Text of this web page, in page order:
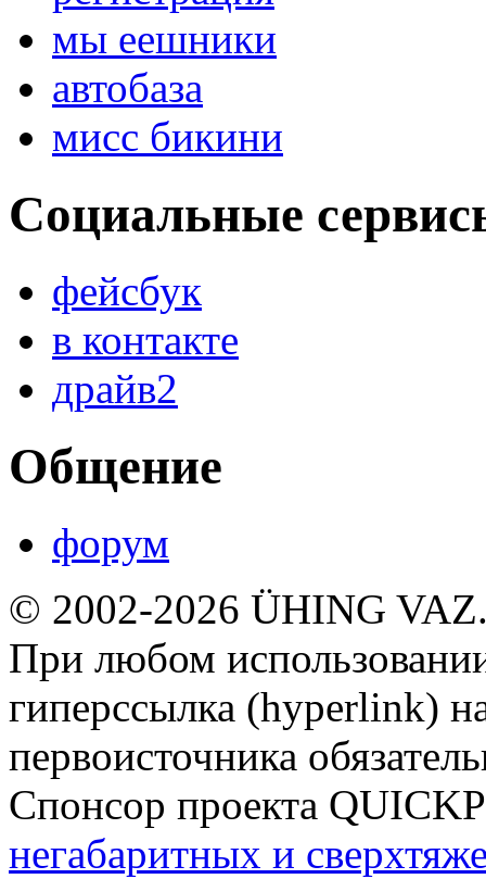
мы еешники
автобаза
мисс бикини
Социальные
фейсбук
в контакте
драйв2
Общение
форум
© 2002-2026 ÜHING
При любом
гиперссылка (hyperlink)
первоисточника
Спонсор проекта
негабаритных и